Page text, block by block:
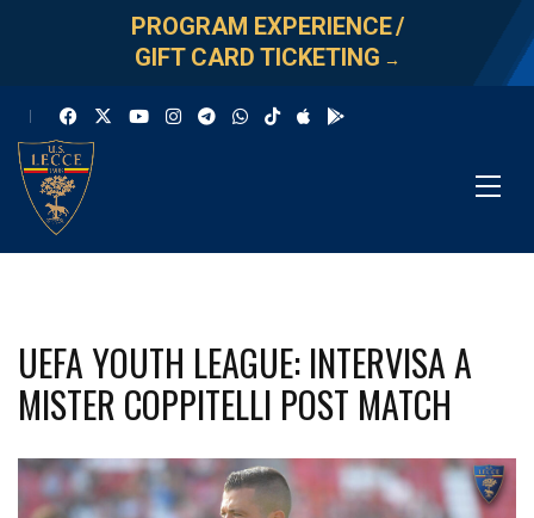
PROGRAM EXPERIENCE/
GIFT CARD TICKETING →
UEFA YOUTH LEAGUE: INTERVISA A
MISTER COPPITELLI POST MATCH